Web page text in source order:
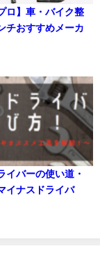
ロ】車・バイク整
チおすすめメーカ
イバーの使い道・
イナスドライバ